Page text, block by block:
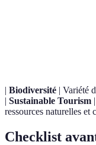
| Biodiversité | Variété
| Sustainable Tourism
ressources naturelles et
Checklist